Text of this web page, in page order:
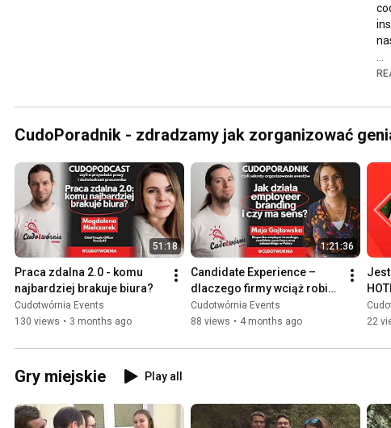
💡
CudoPoradnik - zdradzamy jak zorganizować
51:18
Praca zdalna 2.0 - komu
najbardziej brakuje biura?
Cudotwórnia Events
130 views • 3 months ago
1:21:36
Candidate Experience –
dlaczego firmy wciąż robią
to źle? | Rozmowa z Mają
Gojtowską
Cudotwórnia Events
88 views • 4 months ago
NIE
22
Gry miejskie Play all